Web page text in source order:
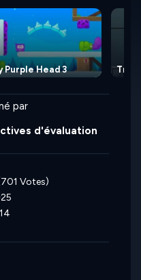
Purple Head 3
par
d'évaluation
Votes)